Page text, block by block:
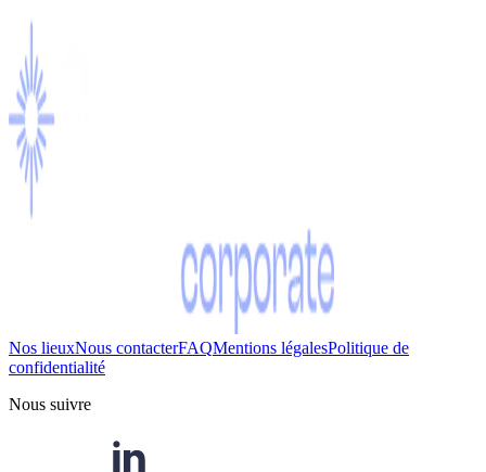
Nos lieuxNous contacterFAQMentions légalesPolitique de
confidentialité
Nous suivre